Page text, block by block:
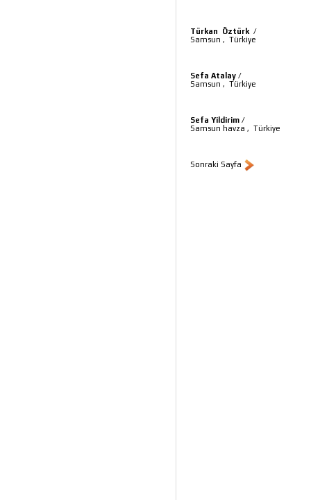
Türkan Öztürk /
Samsun , Türkiye
Sefa Atalay /
Samsun , Türkiye
Sefa Yildirim /
Samsun havza , Türkiye
Sonraki Sayfa